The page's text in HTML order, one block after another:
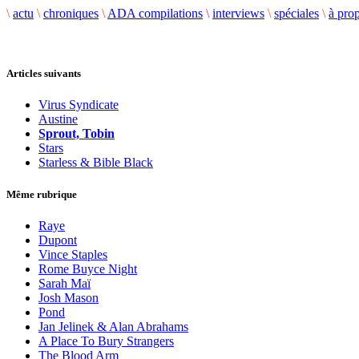
\ actu \ chroniques \ ADA compilations \ interviews \ spéciales \ à
Articles suivants
Virus Syndicate
Austine
Sprout, Tobin
Stars
Starless & Bible Black
Même rubrique
Raye
Dupont
Vince Staples
Rome Buyce Night
Sarah Maï
Josh Mason
Pond
Jan Jelinek & Alan Abrahams
A Place To Bury Strangers
The Blood Arm